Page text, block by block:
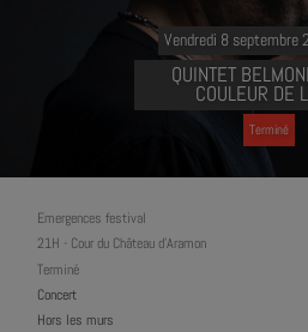
Vendredi 8 septembre
QUINTET
COULEUR DE
Terminé
Emergences festival
21H - Cour du Château d’Aramon
Terminé
Concert
Hors les murs